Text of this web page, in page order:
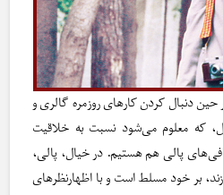
حین دنبال کردن کارهای روزمره‌ گالری و
که معلوم می‌شود نسبت به خلاقیت
پالی هم هستیم. در خیال، پالی،
بر خود مسلط است و با اظهارنظرهای